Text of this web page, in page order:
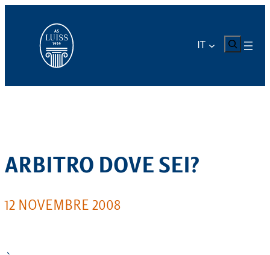
contenuto
CERCA
ARBITRO DOVE SEI?
12 NOVEMBRE 2008